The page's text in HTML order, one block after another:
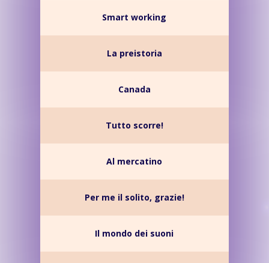
Smart working
La preistoria
Canada
Tutto scorre!
Al mercatino
Per me il solito, grazie!
Il mondo dei suoni